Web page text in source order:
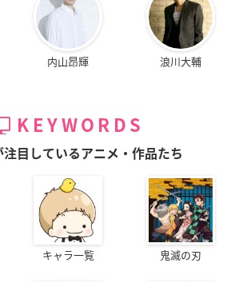
内山昂輝 浪川大輔
KEYWORDS
注目しているアニメ・作品たち
キャラ一覧 鬼滅の刃